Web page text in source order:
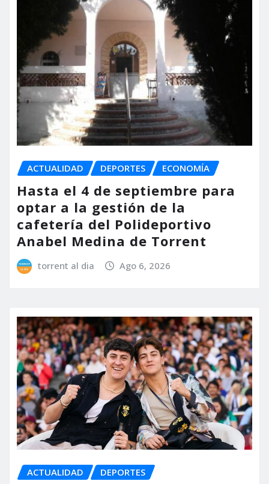
ACTUALIDAD DEPORTES ECONOMÍA
Hasta el 4 de septiembre para
optar a la gestión de la
cafetería del Polideportivo
Anabel Medina de Torrent
torrent al dia Ago 6, 2026
ACTUALIDAD DEPORTES